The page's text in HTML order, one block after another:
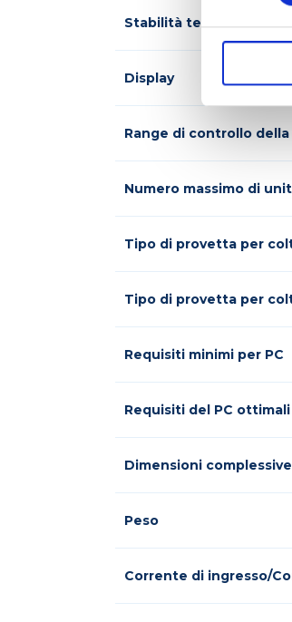
Stabilità temperatura
Display
Range di controllo
Numero massimo di
Tipo di provetta per
Tipo di provetta per
Requisiti minimi per PC
Requisiti del PC ottimali
Dimensioni complessive
Peso
Corrente di ingresso/